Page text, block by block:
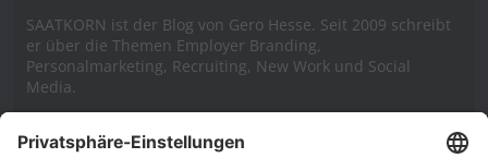
SAATKORN ist der Blog von Gero Hesse. Seit 2009 schreibt
er über die Themen Employer Branding,
Personalmarketing, Recruiting, New Work und Social
Media.